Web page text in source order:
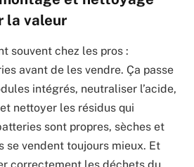
la valeur
souvent chez les pros :
avant de les vendre. Ça passe
intégrés, neutraliser l’acide,
nettoyer les résidus qui
sont propres, sèches et
se vendent toujours mieux. Et